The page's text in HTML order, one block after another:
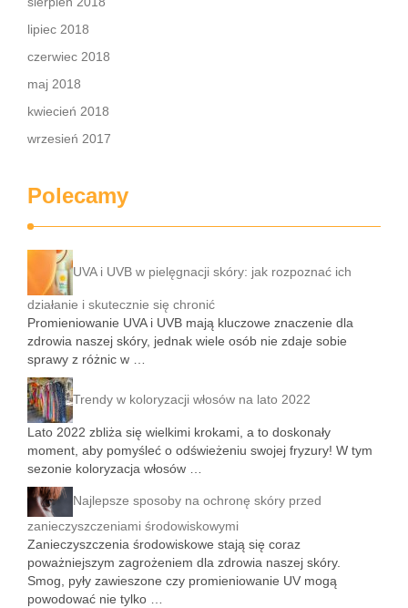
lipiec 2018
czerwiec 2018
maj 2018
kwiecień 2018
wrzesień 2017
Polecamy
UVA i UVB w pielęgnacji skóry: jak rozpoznać ich
działanie i skutecznie się chronić
Promieniowanie UVA i UVB mają kluczowe znaczenie dla
zdrowia naszej skóry, jednak wiele osób nie zdaje sobie
sprawy z różnic w …
Trendy w koloryzacji włosów na lato 2022
Lato 2022 zbliża się wielkimi krokami, a to doskonały
moment, aby pomyśleć o odświeżeniu swojej fryzury! W tym
sezonie koloryzacja włosów …
Najlepsze sposoby na ochronę skóry przed
zanieczyszczeniami środowiskowymi
Zanieczyszczenia środowiskowe stają się coraz
poważniejszym zagrożeniem dla zdrowia naszej skóry.
Smog, pyły zawieszone czy promieniowanie UV mogą
powodować nie tylko …